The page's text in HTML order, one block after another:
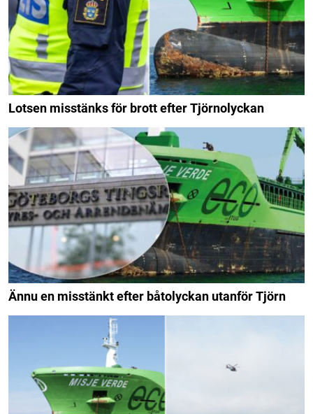
Lotsen misstänks för brott efter Tjörnolyckan
Ännu en misstänkt efter båtolyckan utanför Tjörn